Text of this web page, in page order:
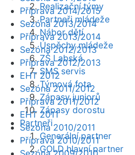
Realizační týmy
Partneři mládeže
Nábor dětí
Úspěchy mládeže
ZŠ Labská
SMS servis
Týmová fota
Zápasy juniorů
Zápasy dorostu
Partneři
Generální partner
GOLD hlavní partner
Příprava 2014/2015
Sezóna 2013/2014
Příprava 2013/2014
Sezóna 2012/2013
Příprava 2012/2013
EHT 2012
Sezóna 2011/2012
Příprava 2011/2012
EHT 2011
Sezóna 2010/2011
Příprava 2010/2011